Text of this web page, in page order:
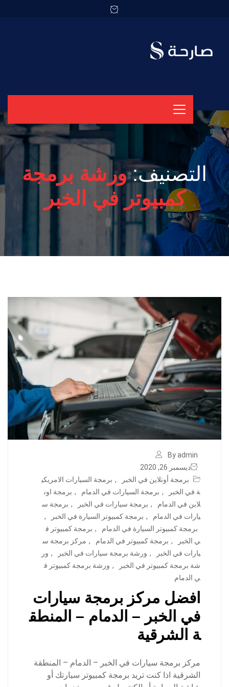
التصنيف:ورشة برمجة
كمبيوتر في الخبر
By admin
ديسمبر 26, 2020
برمجة أونلاين في الخبر
, برمجة السيارات الامريكي
ة في الخبر
, برمجة السيارات في الدمام , برمجة اون
لاين في الدمام
, برمجة سيارات في الخبر , برمجة س
يارات في الدمام
, برمجة كمبيوتر السيارة في الخبر
,
برمجة كمبيوتر السيارة في الدمام
, برمجة كمبيوتر ف
ي الخبر
, برمجة كمبيوتر في الدمام , مركز برمجة س
يارات في الخبر
, ورشة برمجة سيارات في الخبر , ور
شة برمجة كمبيوتر في الخبر
, ورشة برمجة كمبيوتر ف
ي الدمام
افضل مركز برمجة سيارات
في الخبر – الدمام – المنطق
ة الشرقية
مركز برمجة سيارات في الخبر – الدمام – المنطقة
الشرقية اذا كنت تريد برمجة كمبيوتر سيارتك أو